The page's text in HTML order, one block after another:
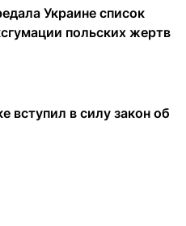
Украине список
польских жертв
вступил в силу закон об